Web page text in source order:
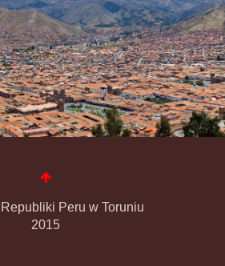
Peru w Toruniu
2015